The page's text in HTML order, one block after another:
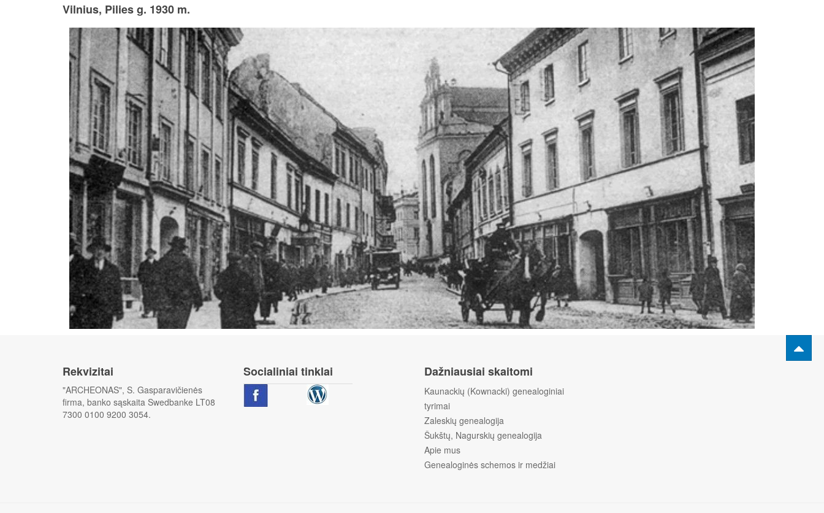
Vilnius, Pilies g. 1930 m.
Rekvizitai
"ARCHEONAS", S. Gasparavičienės
firma, banko sąskaita Swedbanke LT08
7300 0100 9200 3054.
Socialiniai tinklai Dažniausiai skaitomi
Kaunackių (Kownacki) genealoginiai
tyrimai
Zaleskių genealogija
Šukštų, Nagurskių genealogija
Apie mus
Genealoginės schemos ir medžiai